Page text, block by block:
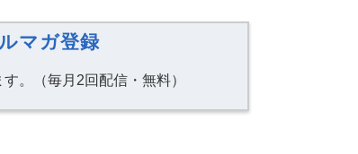
マガ登録
。（毎月2回配信・無料）